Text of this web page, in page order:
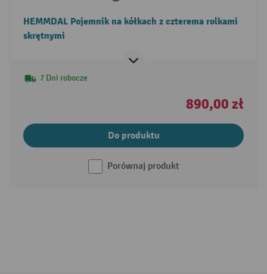
HEMMDAL Pojemnik na kółkach z czterema rolkami
skrętnymi
7 Dni robocze
890,00 zł
Do produktu
Porównaj produkt